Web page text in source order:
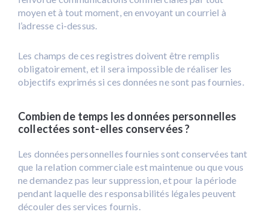
moyen et à tout moment, en envoyant un courriel à
l’adresse ci-dessus.
Les champs de ces registres doivent être remplis
obligatoirement, et il sera impossible de réaliser les
objectifs exprimés si ces données ne sont pas fournies.
Combien de temps les données personnelles
collectées sont-elles conservées ?
Les données personnelles fournies sont conservées tant
que la relation commerciale est maintenue ou que vous
ne demandez pas leur suppression, et pour la période
pendant laquelle des responsabilités légales peuvent
découler des services fournis.